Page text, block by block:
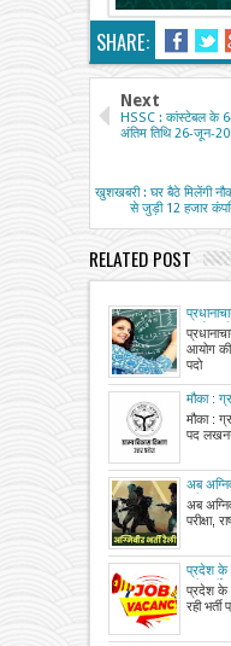
SHARE:
Next
HSSC : कांस्टेबल के
अंतिम तिथि 26-जून-
खुशखबरी : घर बैठे मिलेंगी
से जुड़ी 12 हजार
RELATED POST
आयोग की
आयोग की
पदो
मौका :
पद
मौका :
पद लखनऊ
अब
परीक्षा,
लिए
प्रक्रिया
अब
परीक्षा,
प्रदेश के
रही भर्ती
प्रदेश के
रही